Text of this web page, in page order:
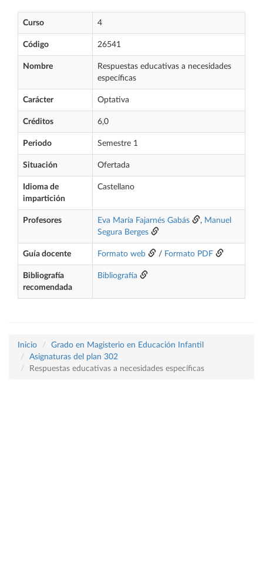
Curso 4
Código 26541
Nombre
Respuestas educativas a necesidades
específicas
Carácter Optativa
Créditos 6,0
Periodo Semestre 1
Situación Ofertada
Idioma de
impartición
Castellano
Profesores Eva María Fajarnés Gabás , Manuel
Segura Berges
Guía docente Formato web / Formato PDF
Bibliografía
recomendada
Bibliografía
Inicio
Grado en Magisterio en Educación Infantil
Asignaturas del plan 302
Respuestas educativas a necesidades específicas